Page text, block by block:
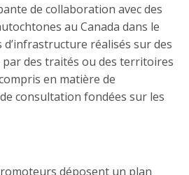
de collaboration avec des
au Canada dans le
d’infrastructure réalisés sur des
des traités ou des territoires
en matière de
consultation fondées sur les
déposent un plan